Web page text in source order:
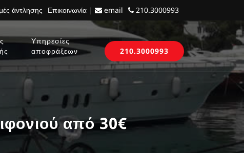
άντλησης Επικοινωνία | email 210.3000993
Υπηρεσίες
αποφράξεων
210.3000993
από 30€